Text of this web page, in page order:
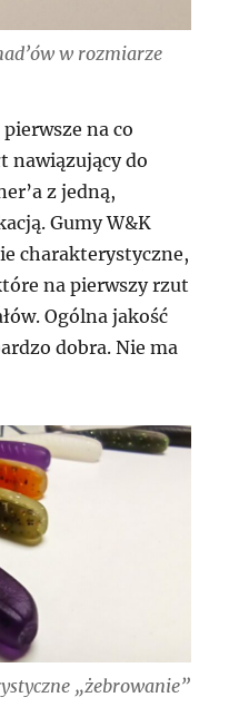
w rozmiarze
na co
nawiązujący do
z jedną,
Gumy W&K
charakterystyczne,
na pierwszy rzut
Ogólna jakość
dobra. Nie ma
„żebrowanie”